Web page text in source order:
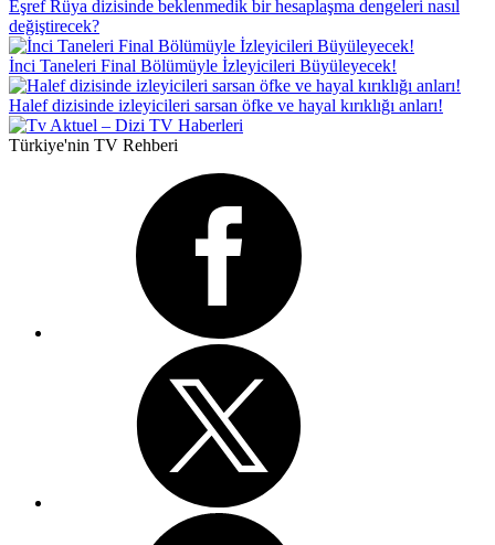
Eşref Rüya dizisinde beklenmedik bir hesaplaşma dengeleri nasıl
değiştirecek?
İnci Taneleri Final Bölümüyle İzleyicileri Büyüleyecek!
Halef dizisinde izleyicileri sarsan öfke ve hayal kırıklığı anları!
Türkiye'nin TV Rehberi